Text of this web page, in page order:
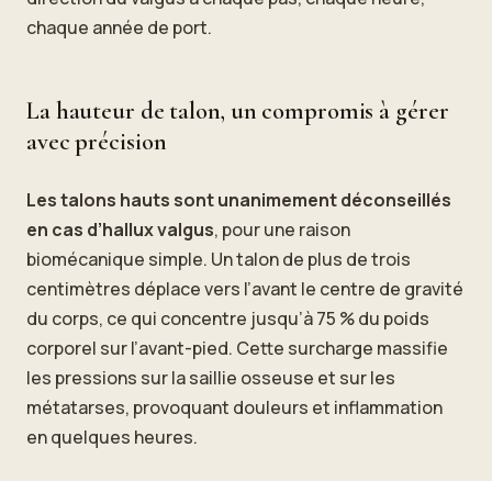
chaque année de port.
La hauteur de talon, un compromis à gérer
avec précision
Les talons hauts sont unanimement déconseillés
en cas d’hallux valgus, pour une raison
biomécanique simple. Un talon de plus de trois
centimètres déplace vers l’avant le centre de gravité
du corps, ce qui concentre jusqu’à 75 % du poids
corporel sur l’avant-pied. Cette surcharge massifie
les pressions sur la saillie osseuse et sur les
métatarses, provoquant douleurs et inflammation
en quelques heures.